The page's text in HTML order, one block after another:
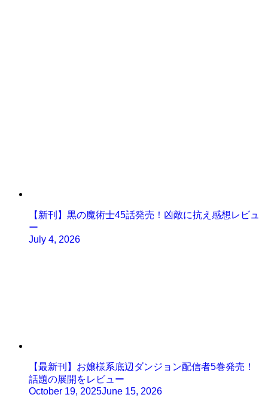
【新刊】黒の魔術士45話発売！凶敵に抗え感想レビュ
ー
July 4, 2026
【最新刊】お嬢様系底辺ダンジョン配信者5巻発売！
話題の展開をレビュー
October 19, 2025June 15, 2026